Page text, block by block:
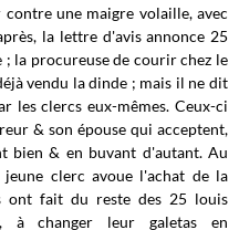
une maigre volaille, avec
la lettre d'avis annonce 25
; la procureuse de courir chez le
vendu la dinde ; mais il ne dit
les clercs eux-mêmes. Ceux-ci
& son épouse qui acceptent,
bien & en buvant d'autant. Au
clerc avoue l'achat de la
ont fait du reste des 25 louis
à changer leur galetas en